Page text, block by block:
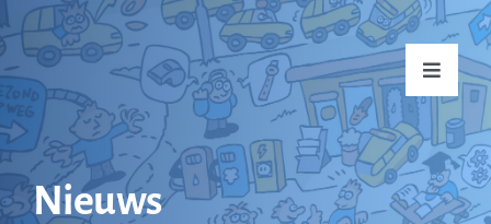
naar
inhoud
Toggle
Home
Nieuws